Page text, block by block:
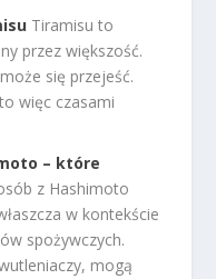
Tiramisu to
przez większość.
się przejeść.
więc czasami
– które
z Hashimoto
w kontekście
spożywczych.
mogą